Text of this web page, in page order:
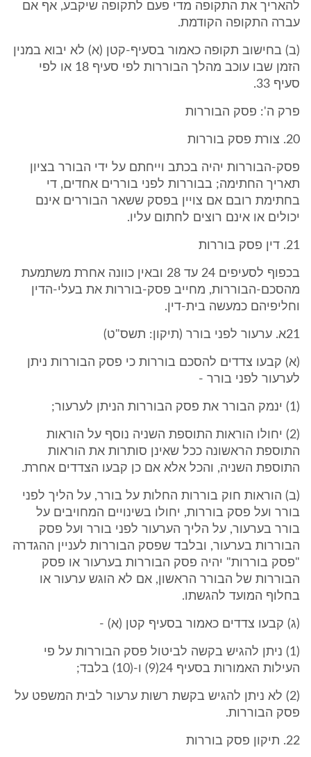
להאריך את התקופה מדי פעם לתקופה שיקבע, אף אם
עברה התקופה הקודמת.
(ב) בחישוב תקופה כאמור בסעיף-קטן (א) לא יבוא במנין
הזמן שבו עוכב מהלך הבוררות לפי סעיף 18 או לפי
סעיף 33.
פרק ה': פסק הבוררות
20. צורת פסק בוררות
פסק-הבוררות יהיה בכתב וייחתם על ידי הבורר בציון
תאריך החתימה; בבוררות לפני בוררים אחדים, די
בחתימת רובם אם צויין בפסק ששאר הבוררים אינם
יכולים או אינם רוצים לחתום עליו.
21. דין פסק בוררות
בכפוף לסעיפים 24 עד 28 ובאין כוונה אחרת משתמעת
מהסכם-הבוררות, מחייב פסק-בוררות את בעלי-הדין
וחליפיהם כמעשה בית-דין.
21א. ערעור לפני בורר (תיקון: תשס"ט)
(א) קבעו צדדים להסכם בוררות כי פסק הבוררות ניתן
לערעור לפני בורר -
(1) ינמק הבורר את פסק הבוררות הניתן לערעור;
(2) יחולו הוראות התוספת השניה נוסף על הוראות
התוספת הראשונה ככל שאינן סותרות את הוראות
התוספת השניה, והכל אלא אם כן קבעו הצדדים אחרת.
(ב) הוראות חוק בוררות החלות על בורר, על הליך לפני
בורר ועל פסק בוררות, יחולו בשינויים המחויבים על
בורר בערעור, על הליך הערעור לפני בורר ועל פסק
הבוררות בערעור, ובלבד שפסק הבוררות לעניין ההגדרה
"פסק בוררות" יהיה פסק הבוררות בערעור או פסק
הבוררות של הבורר הראשון, אם לא הוגש ערעור או
בחלוף המועד להגשתו.
(ג) קבעו צדדים כאמור בסעיף קטן (א) -
(1) ניתן להגיש בקשה לביטול פסק הבוררות על פי
העילות האמורות בסעיף 24(9) ו-(10) בלבד;
(2) לא ניתן להגיש בקשת רשות ערעור לבית המשפט על
פסק הבוררות.
22. תיקון פסק בוררות